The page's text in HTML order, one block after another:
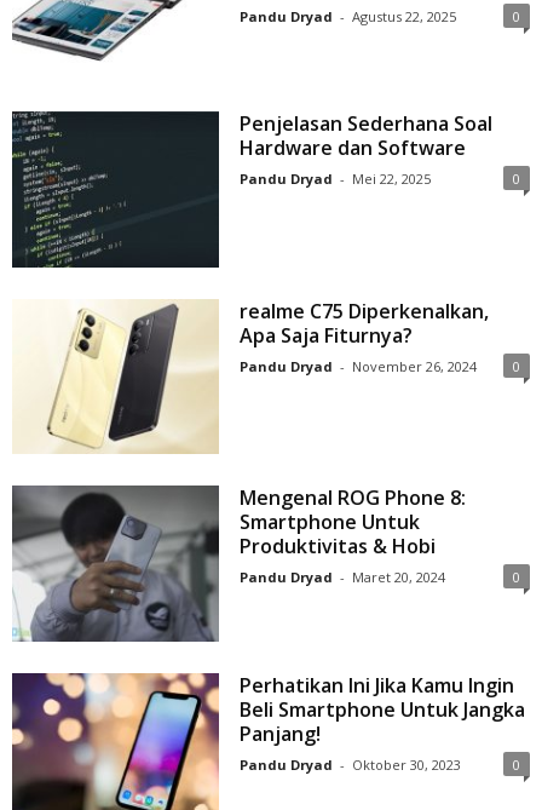
Pandu Dryad - Agustus 22, 2025 0
Penjelasan Sederhana Soal
Hardware dan Software
Pandu Dryad - Mei 22, 2025 0
realme C75 Diperkenalkan,
Apa Saja Fiturnya?
Pandu Dryad - November 26, 2024 0
Mengenal ROG Phone 8:
Smartphone Untuk
Produktivitas & Hobi
Pandu Dryad - Maret 20, 2024 0
Perhatikan Ini Jika Kamu Ingin
Beli Smartphone Untuk Jangka
Panjang!
Pandu Dryad - Oktober 30, 2023 0